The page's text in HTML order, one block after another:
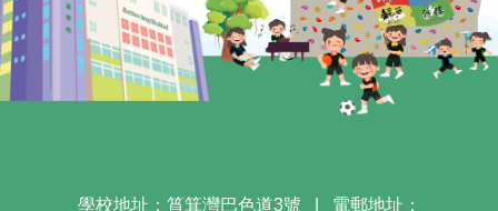
學校地址：筲箕灣巴色道3號 電郵地址：